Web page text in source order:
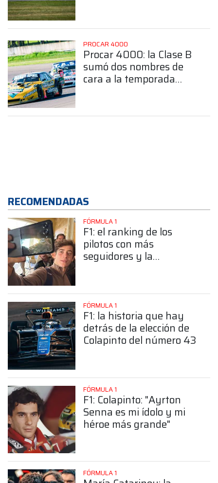
A
PROCAR 4000
Procar 4000: la Clase B
sumó dos nombres de
cara a la temporada
RECOMENDADAS
FÓRMULA 1
F1: el ranking de los
pilotos con más
seguidores y la
FÓRMULA 1
F1: la historia que hay
detrás de la elección de
Colapinto del número 43
FÓRMULA 1
F1: Colapinto: "Ayrton
Senna es mi ídolo y mi
héroe más grande"
FÓRMULA 1